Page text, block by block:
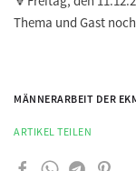
Thema und Gast
MÄNNERARBEIT DER
ARTIKEL TEILEN